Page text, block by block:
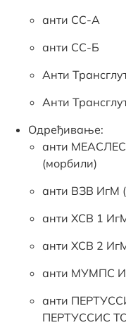
анти СС-А
анти СС-Б
Анти
Анти
Одређивање:
анти
(морбили)
анти ВЗВ ИгМ
анти ХСВ 1
анти ХСВ 2
анти МУМПС
анти
ПЕРТУССИС